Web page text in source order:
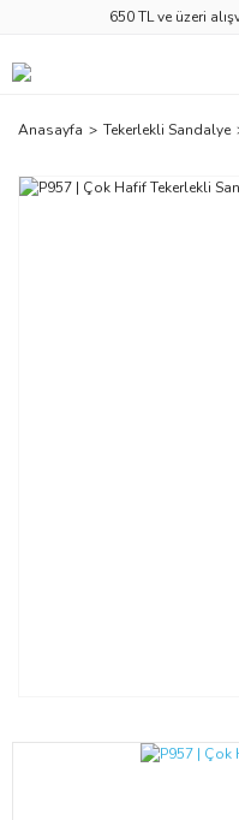
650 TL ve üzeri
Anasayfa Tekerlekli Sandalye